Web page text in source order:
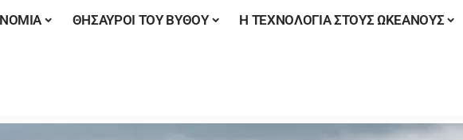
ΘΗΣΑΥΡΟΙ ΤΟΥ ΒΥΘΟΥ Η ΤΕΧΝΟΛΟΓΙΑ ΣΤΟΥΣ ΩΚΕΑΝΟΥΣ